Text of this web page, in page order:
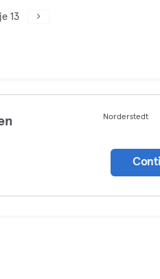
je 13
Norderstedt